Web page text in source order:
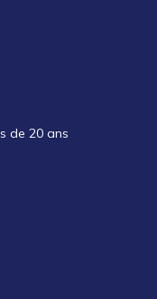
de 20 ans